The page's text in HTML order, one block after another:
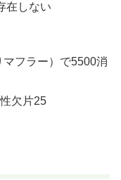
在しない
フラー）で5500消
欠片25